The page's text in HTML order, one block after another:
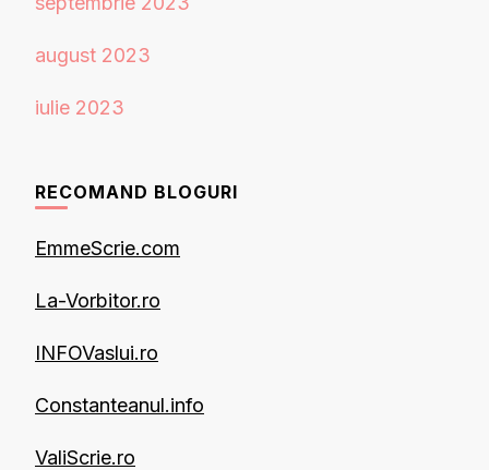
august 2023
iulie 2023
RECOMAND BLOGURI
EmmeScrie.com
La-Vorbitor.ro
INFOVaslui.ro
Constanteanul.info
ValiScrie.ro